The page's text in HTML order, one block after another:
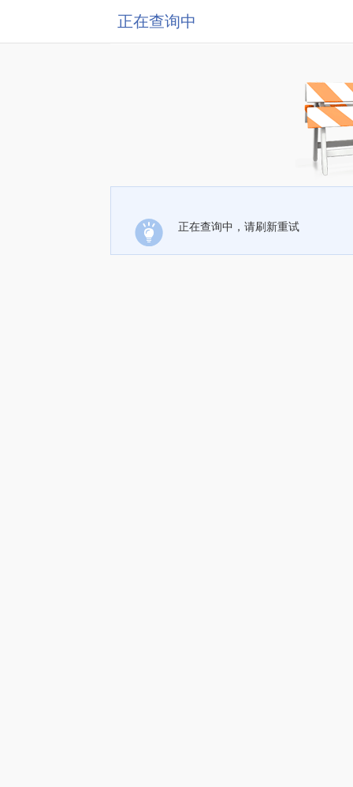
正在查询中
正在查询中，请刷新重试